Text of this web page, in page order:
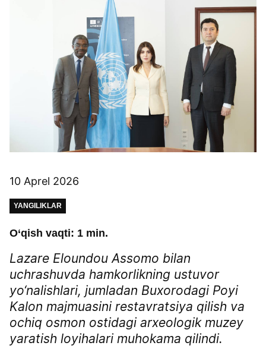
10 Aprel 2026
YANGILIKLAR
O‘qish vaqti: 1 min.
Lazare Eloundou Assomo bilan
uchrashuvda hamkorlikning ustuvor
yo‘nalishlari, jumladan Buxorodagi Poyi
Kalon majmuasini restavratsiya qilish va
ochiq osmon ostidagi arxeologik muzey
yaratish loyihalari muhokama qilindi.